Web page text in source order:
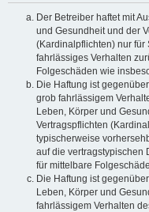
Der Betreiber haftet mit
und Gesundheit und der
(Kardinalpflichten) nur für
fahrlässiges Verhalten
Folgeschäden wie
Die Haftung ist
grob fahrlässigem
Leben, Körper und
Vertragspflichten
typischerweise
auf die vertragstypischen
für mittelbare
Die Haftung ist
Leben, Körper und
fahrlässigem Verhalten